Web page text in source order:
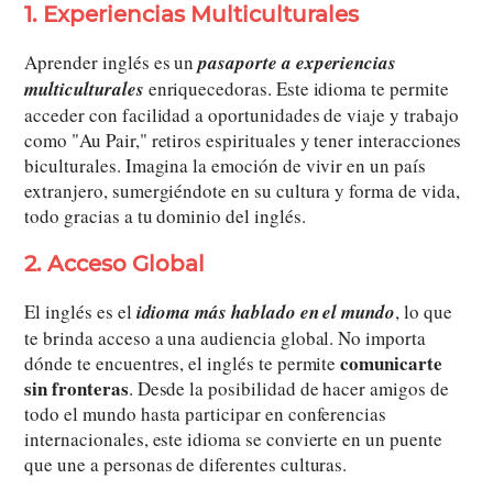
1. Experiencias Multiculturales
Aprender inglés es unpasaporte a experiencias
multiculturales enriquecedoras. Este idioma te permite
acceder con facilidad a oportunidades de viaje y trabajo
como "Au Pair," retiros espirituales y tener interacciones
biculturales. Imagina la emoción de vivir en un país
extranjero, sumergiéndote en su cultura y forma de vida,
todo gracias a tu dominio del inglés.
2. Acceso Global
El inglés es el idioma más hablado en el mundo, lo que
te brinda acceso a una audiencia global. No importa
dónde te encuentres, el inglés te permitecomunicarte
sin fronteras. Desde la posibilidad de hacer amigos de
todo el mundo hasta participar en conferencias
internacionales, este idioma se convierte en un puente
que une a personas de diferentes culturas.